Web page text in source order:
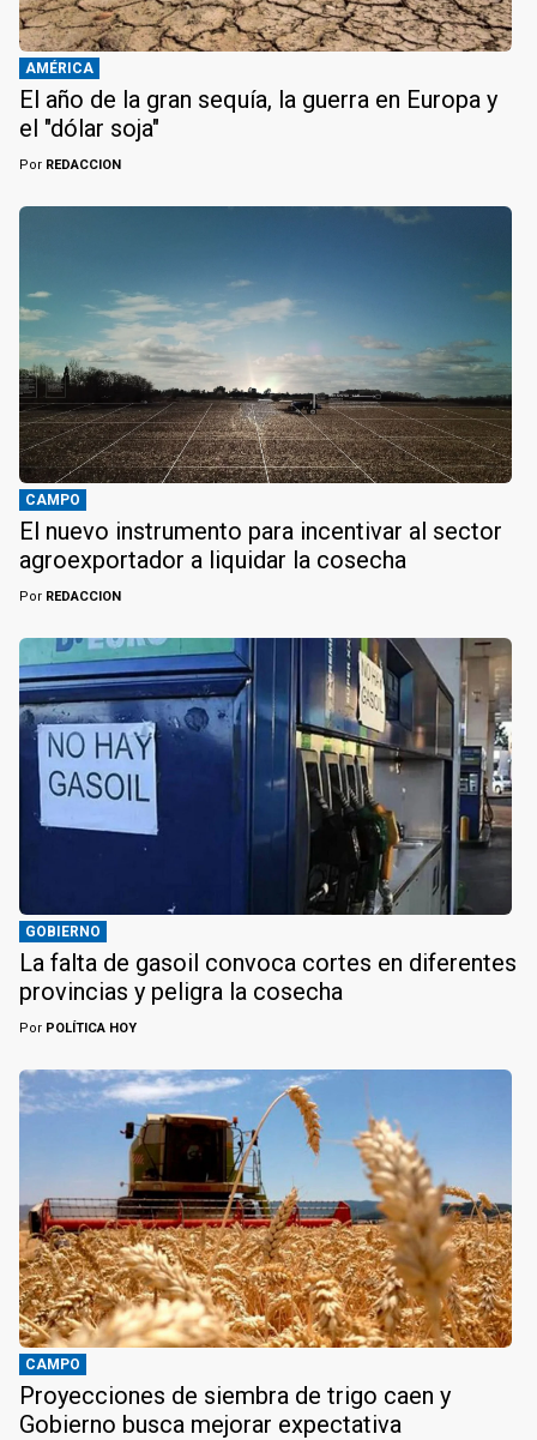
AMÉRICA
El año de la gran sequía, la guerra en Europa y
el "dólar soja"
Por REDACCION
CAMPO
El nuevo instrumento para incentivar al sector
agroexportador a liquidar la cosecha
Por REDACCION
GOBIERNO
La falta de gasoil convoca cortes en diferentes
provincias y peligra la cosecha
Por POLÍTICA HOY
CAMPO
Proyecciones de siembra de trigo caen y
Gobierno busca mejorar expectativa